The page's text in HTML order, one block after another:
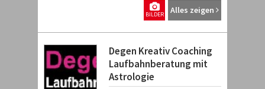
Alles zeigen
BILDER
Degen Kreativ Coaching
Laufbahnberatung mit
Astrologie